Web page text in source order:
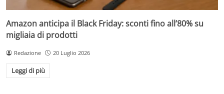
Amazon anticipa il Black Friday: sconti fino all’80% su
migliaia di prodotti
Redazione 20 Luglio 2026
Leggi di più